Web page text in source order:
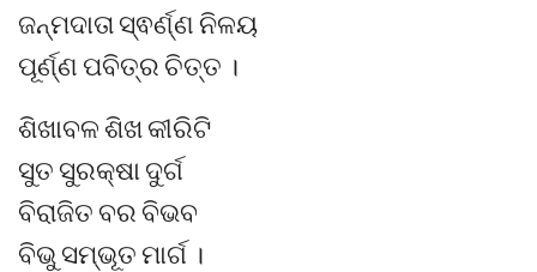
ଜନ୍ମଦାତା ସ୍ଵର୍ଣ୍ଣ ନିଳୟ
ପୂର୍ଣ୍ଣ ପବିତ୍ର ଚିତ୍ତ ।
ଶିଖାବଳ ଶିଖ କୀରିଟି
ସୁତ ସୁରକ୍ଷା ଦୁର୍ଗ
ବିରାଜିତ ବର ବିଭବ
ବିଭୁ ସମ୍ଭୂତ ମାର୍ଗ ।